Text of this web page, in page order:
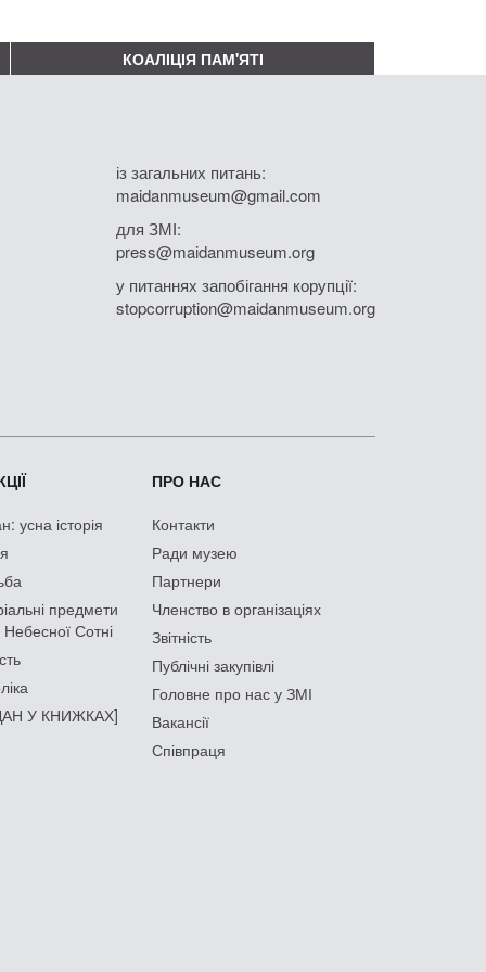
КОАЛІЦІЯ ПАМ'ЯТІ
із загальних питань:
maidanmuseum@gmail.com
для ЗМІ:
press@maidanmuseum.org
у питаннях запобігання корупції:
stopcorruption@maidanmuseum.org
усна історія
предмети
Небесної Сотні
У КНИЖКАХ]
ПРО НАС
Контакти
Ради музею
Партнери
Членство в організаціях
Звітність
Публічні закупівлі
Головне про нас у ЗМІ
Вакансії
Співпраця